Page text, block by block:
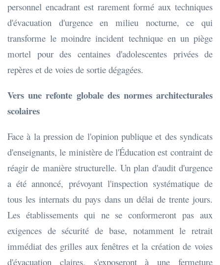
personnel encadrant est rarement formé aux techniques
d'évacuation d'urgence en milieu nocturne, ce qui
transforme le moindre incident technique en un piège
mortel pour des centaines d'adolescentes privées de
repères et de voies de sortie dégagées.
Vers une refonte globale des normes architecturales
scolaires
Face à la pression de l'opinion publique et des syndicats
d'enseignants, le ministère de l'Éducation est contraint de
réagir de manière structurelle. Un plan d'audit d'urgence
a été annoncé, prévoyant l'inspection systématique de
tous les internats du pays dans un délai de trente jours.
Les établissements qui ne se conformeront pas aux
exigences de sécurité de base, notamment le retrait
immédiat des grilles aux fenêtres et la création de voies
d'évacuation claires, s'exposeront à une fermeture